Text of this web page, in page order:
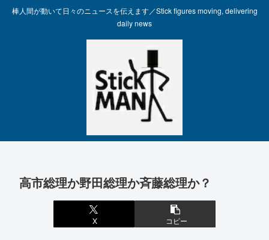
棒人間が動いて日々のニュースを伝えます／Stick figures moving, delivering
daily news
高市総理か野田総理か斉藤総理か？
X コピー